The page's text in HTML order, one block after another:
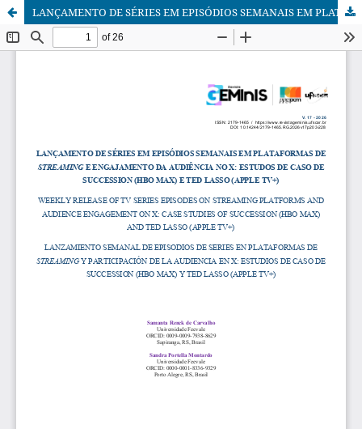
LANÇAMENTO DE SÉRIES EM EPISÓDIOS SEMANAIS EM PLATAFORMAS DE STREAMING E ENGAJAMENTO DA AUDIÊNCIA NO X